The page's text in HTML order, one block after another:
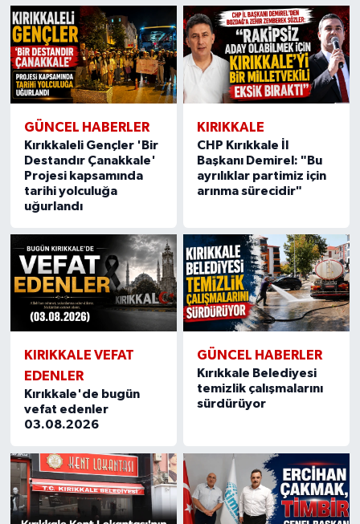
GÜNCEL HABERLER
Kırıkkaleli Gençler 'Bir
Destandır Çanakkale'
Projesi kapsamında
tarihi yolculuğa
uğurlandı
KIRIKKALE
CHP Kırıkkale İl
Başkanı Demirel: "Bu
ayrılıklar partimiz için
arınma sürecidir"
KIRIKKALE VEFAT
EDENLER
Kırıkkale'de bugün
vefat edenler
03.08.2026
GÜNCEL HABERLER
Kırıkkale Belediyesi
temizlik çalışmalarını
sürdürüyor